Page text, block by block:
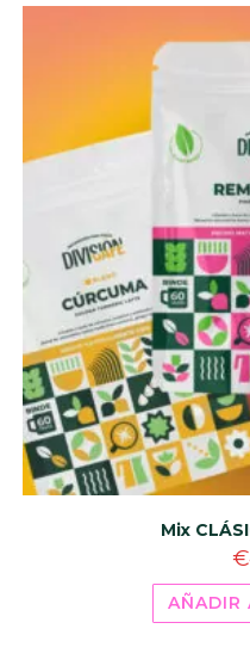
Mix
€
AÑADIR